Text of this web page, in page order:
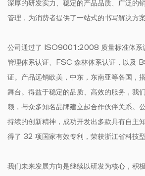
深厚的研发实力、稳定的产品品质、广泛的
管理，为消费者提供了一站式的书写解决方案
公司通过了 ISO9001:2008 质量标准体
管理体系认证、FSC 森林体系认证，以及
证。产品远销欧美，中东，东南亚等各国，
舞台。得益于稳定的品质、高效的服务，我
赖，与众多知名品牌建立起合作伙伴关系。
持续的创新精神，成功开发出多款具有自主
得了 32 项国家有效专利，荣获浙江省科技型
我们未来发展方向是继续以研发为核心，积